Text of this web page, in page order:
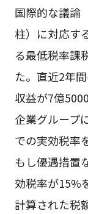
国際的な議論
柱）に対応す
る最低税率課
た。直近2年
収益が7億
企業グループ
での実効税率
もし優遇措置
効税率が15%
計算された税